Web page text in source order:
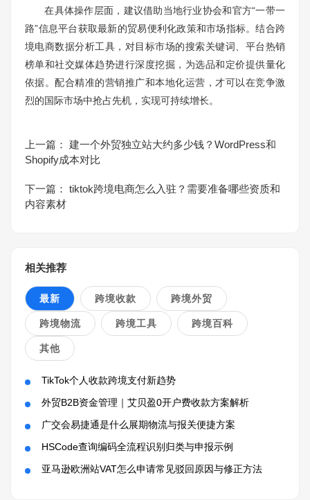
在具体操作层面，建议借助当地行业协会和官方“一带一
路”信息平台获取最新的贸易便利化政策和市场指标。结合跨
境电商数据分析工具，对目标市场的搜索关键词、平台热销
榜单和社交媒体趋势进行深度挖掘，为选品和定价提供量化
依据。配合精准的营销推广和本地化运营，才可以在竞争激
烈的国际市场中抢占先机，实现可持续增长。
上一篇： 建一个外贸独立站大约多少钱？WordPress和
Shopify成本对比
下一篇： tiktok跨境电商怎么入驻？需要准备哪些资质和
内容素材
相关推荐
最新 跨境收款 跨境外贸
跨境物流 跨境工具 跨境百科
其他
TikTok个人收款跨境支付新趋势
外贸B2B资金管理｜艾贝盈0开户费收款方案解析
广交会易捷通是什么展期物流与报关便捷方案
HSCode查询编码全流程识别归类与申报示例
亚马逊欧洲站VAT怎么申请常见驳回原因与修正方法